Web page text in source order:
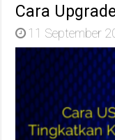
Cara
11 September